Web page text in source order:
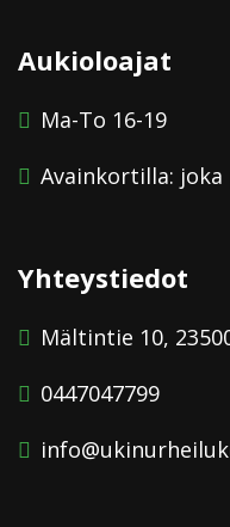
Aukioloajat
Ma-To 16-19
Avainkortilla: joka
Yhteystiedot
Mältintie 10,
0447047799